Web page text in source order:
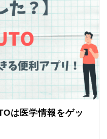
は医学情報をゲッ